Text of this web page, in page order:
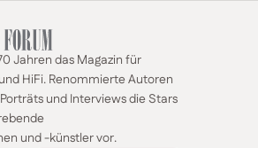
Jahren das Magazin für
HiFi. Renommierte Autoren
und Interviews die Stars
und -künstler vor.